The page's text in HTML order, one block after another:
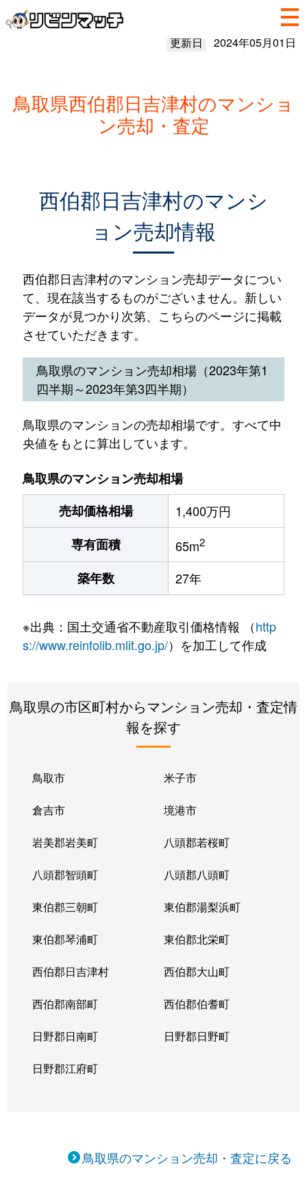
更新日 2024年05月01日
鳥取県西伯郡日吉津村のマンショ
ン売却・査定
西伯郡日吉津村のマンシ
ョン売却情報
西伯郡日吉津村のマンション売却データについ
て、現在該当するものがございません。新しい
データが見つかり次第、こちらのページに掲載
させていただきます。
鳥取県のマンション売却相場（2023年第1
四半期～2023年第3四半期）
鳥取県のマンションの売却相場です。すべて中
央値をもとに算出しています。
鳥取県のマンション売却相場
売却価格相場
1,400万円
専有面積
65m2
築年数 27年
※出典：国土交通省不動産取引価格情報 （http
s://www.reinfolib.mlit.go.jp/）を加工して作成
鳥取県の市区町村からマンション売却・査定情
報を探す
鳥取市 米子市
倉吉市 境港市
岩美郡岩美町 八頭郡若桜町
八頭郡智頭町 八頭郡八頭町
東伯郡三朝町 東伯郡湯梨浜町
東伯郡琴浦町 東伯郡北栄町
西伯郡日吉津村 西伯郡大山町
西伯郡南部町 西伯郡伯耆町
日野郡日南町 日野郡日野町
日野郡江府町
鳥取県のマンション売却・査定に戻る